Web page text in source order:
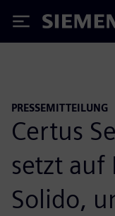
Siemens
PRESSEMITTEILUNG
Certus
setzt auf
Solido,